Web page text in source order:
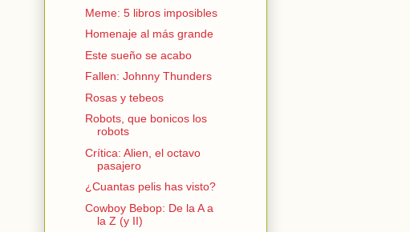
Meme: 5 libros imposibles
Homenaje al más grande
Este sueño se acabo
Fallen: Johnny Thunders
Rosas y tebeos
Robots, que bonicos los
robots
Crítica: Alien, el octavo
pasajero
¿Cuantas pelis has visto?
Cowboy Bebop: De la A a
la Z (y II)